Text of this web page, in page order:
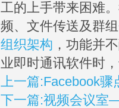
工的上手带来困难
频、文件传送及群
组织架构 ，功能并
业即时通讯软件时
上一篇:Facebook骤
下一篇:视频会议室